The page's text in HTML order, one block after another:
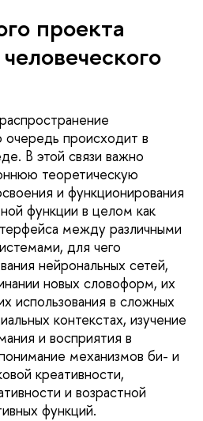
проекта
происходит в
В этой связи важно
теоретическую
и функционирования
функции в целом как
между различными
для чего
нейрональных сетей,
новых словоформ, их
использования в сложных
контекстах, изучение
и восприятия в
механизмов би- и
креативности,
и возрастной
функций.